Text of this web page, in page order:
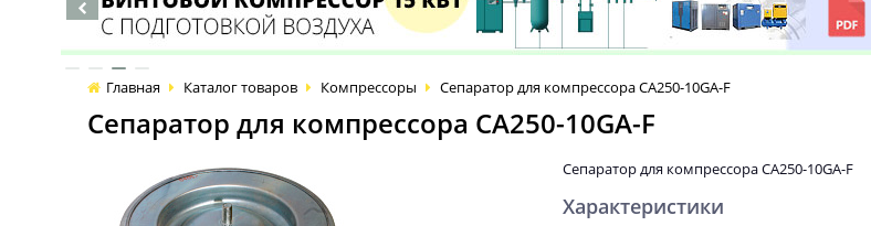
Главная Каталог товаров Компрессоры Сепаратор для компрессора CA250-10GA-F
Сепаратор для компрессора CA250-10GA-F
Сепаратор для компрессора CA250-10GA-F
Характеристики